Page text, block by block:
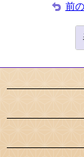
前